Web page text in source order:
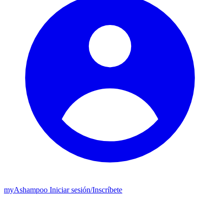
myAshampoo Iniciar sesión/Inscríbete